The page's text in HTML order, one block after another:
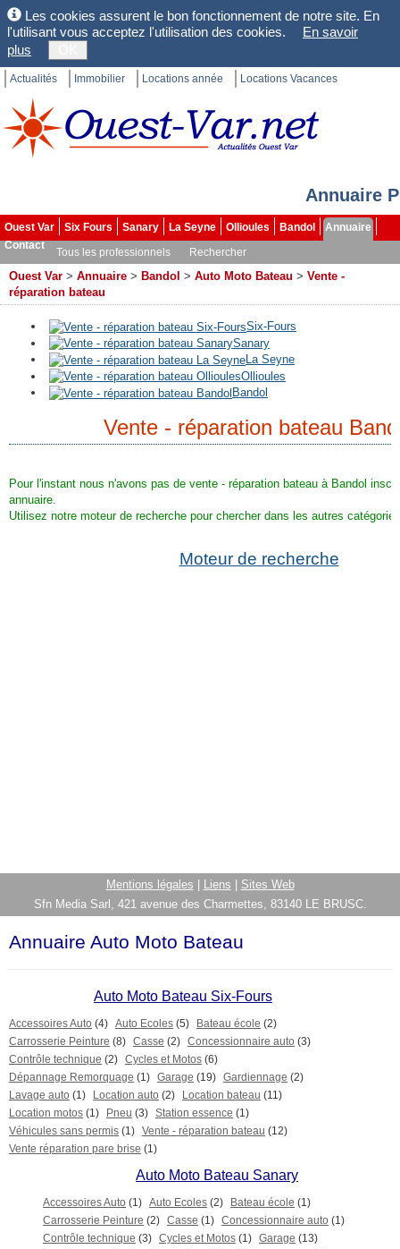
Les cookies assurent le bon fonctionnement de notre site. En
l'utilisant vous acceptez l'utilisation des cookies.
En savoir
plus
Actualités Immobilier Locations année Locations Vacances
Annuaire
Ouest Var Six Fours Sanary La Seyne Ollioules Bandol
Annuaire
Contact
Tous les professionnels Rechercher
Ouest Var > Annuaire > Bandol > Auto Moto Bateau > Vente -
réparation bateau
Six-Fours
Sanary
La Seyne
Ollioules
Bandol
Vente - réparation bateau
Pour l'instant nous n'avons pas de vente - réparation bateau à Bandol
annuaire.
Utilisez notre moteur de recherche pour chercher dans les autres
Moteur de recherche
Mentions légales Liens
Sites Web
Sfn Media Sarl, 421 avenue des Charmettes, 83140 LE BRUSC.
Annuaire Auto Moto Bateau
Auto Moto Bateau Six-Fours
Accessoires Auto (4) Auto Ecoles (5) Bateau école (2)
Carrosserie Peinture (8) Casse (2) Concessionnaire auto (3)
Contrôle technique (2) Cycles et Motos (6)
Dépannage Remorquage (1) Garage (19) Gardiennage (2)
Lavage auto (1) Location auto (2) Location bateau (11)
Location motos (1) Pneu (3) Station essence (1)
Véhicules sans permis (1) Vente - réparation bateau (12)
Vente réparation pare brise (1)
Auto Moto Bateau Sanary
Accessoires Auto (1) Auto Ecoles (2) Bateau école (1)
Carrosserie Peinture (2) Casse (1) Concessionnaire auto (1)
Contrôle technique (3) Cycles et Motos (1) Garage (13)